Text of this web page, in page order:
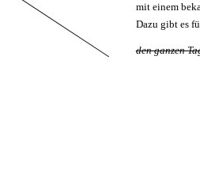
mit einem
Dazu gibt es
den ganzen